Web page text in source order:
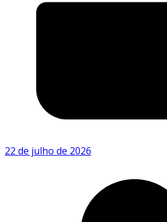
22 de julho de 2026